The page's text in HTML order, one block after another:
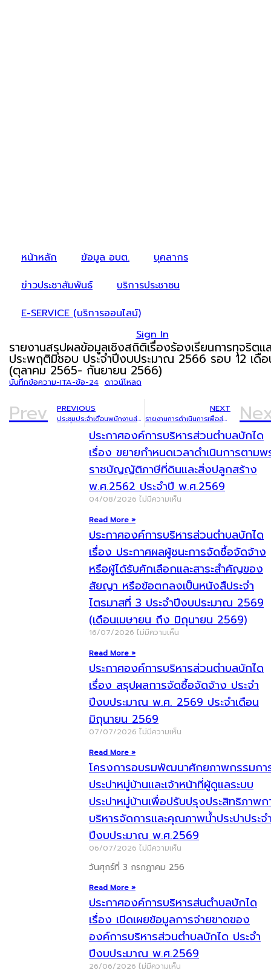
หน้าหลัก ข้อมูล อบต.
บุคลากร
ข่าวประชาสัมพันธ์
บริการประชาชน
E-SERVICE (บริการออนไลน์)
Sign In
รายงานสรุปผลข้อมูลเชิงสถิติเรื่องร้องเรียนการทุจริตแ
ประพฤติมิชอบ ประจำปีงบประมาณ 2566 รอบ 12 เดื
(ตุลาคม 2565- กันยายน 2566)
บันทึกข้อความ-ITA-ข้อ-24 ดาวน์โหลด
Prev PREVIOUS
ประชุมประจำเดือนพนักงานส่วนตำบล พนักงานจ้าง อบต.บักได ครั้งที่ 3/2567
NEXT
รายงานการดำเนินการเพื่อส่งเสริมคุณธรรมและความโปร่งใสภายในหน่วยงาน ประจำปีงบประมาณ พ.ศ.2566 (รอบ 12 เดือน)
ประกาศองค์การบริหารส่วนตำบลบักได
เรื่อง ขยายกำหนดเวลาดำเนินการตามพ
ราชบัญญัติภาษีที่ดินและสิ่งปลูกสร้าง
พ.ศ.2562 ประจำปี พ.ศ.2569
04/08/2026 ไม่มีความเห็น
Read More »
ประกาศองค์การบริหารส่วนตำบลบักได
เรื่อง ประกาศผลผู้ชนะการจัดซื้อจัดจ้าง
หรือผู้ได้รับคักเลือกและสาระสำคัญของ
สัยญา หรือข้อตกลงเป็นหนังสืประจำ
ไตรมาสที่ 3 ประจำปีงบประมาณ 2569
(เดือนเมษายน ถึง มิถุนายน 2569)
16/07/2026 ไม่มีความเห็น
Read More »
ประกาศองค์การบริหารส่วนตำบลบักได
เรื่อง สรุปผลการจัดซื้อจัดจ้าง ประจำ
ปีงบประมาณ พ.ศ. 2569 ประจำเดือน
มิถุนายน 2569
07/07/2026 ไม่มีความเห็น
Read More »
โครงการอบรมพัฒนาศักยภาพกรรมกา
ประปาหมู่บ้านและเจ้าหน้าที่ผู้ดูแลระบบ
ประปาหมู่บ้านเพื่อปรับปรุงประสิทธิภาพก
บริหารจัดการและคุณภาพน้ำประปาประจ
ปีงบประมาณ พ.ศ.2569
06/07/2026 ไม่มีความเห็น
วันศุกร์ที่ 3 กรกฎาคม 256
Read More »
ประกาศองค์การบริหารส่นตำบลบักได
เรื่อง เปิดเผยข้อมูลการจ่ายขาดของ
องค์การบริหารส่วนตำบลบักได ประจำ
ปีงบประมาณ พ.ศ.2569
26/06/2026 ไม่มีความเห็น